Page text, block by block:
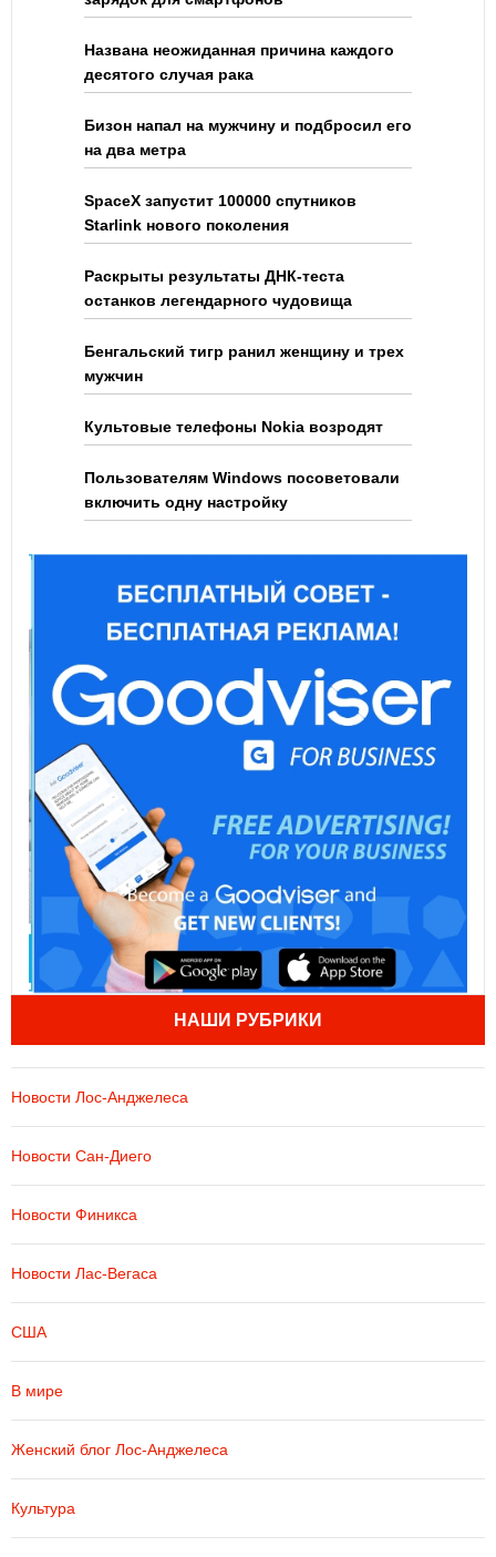
Названа неожиданная причина каждого
десятого случая рака
Бизон напал на мужчину и подбросил его
на два метра
SpaceX запустит 100000 спутников
Starlink нового поколения
Раскрыты результаты ДНК-теста
останков легендарного чудовища
Бенгальский тигр ранил женщину и трех
мужчин
Культовые телефоны Nokia возродят
Пользователям Windows посоветовали
включить одну настройку
НАШИ РУБРИКИ
Новости Лос-Анджелеса
Новости Сан-Диего
Новости Финикса
Новости Лас-Вегаса
США
В мире
Женский блог Лос-Анджелеса
Культура